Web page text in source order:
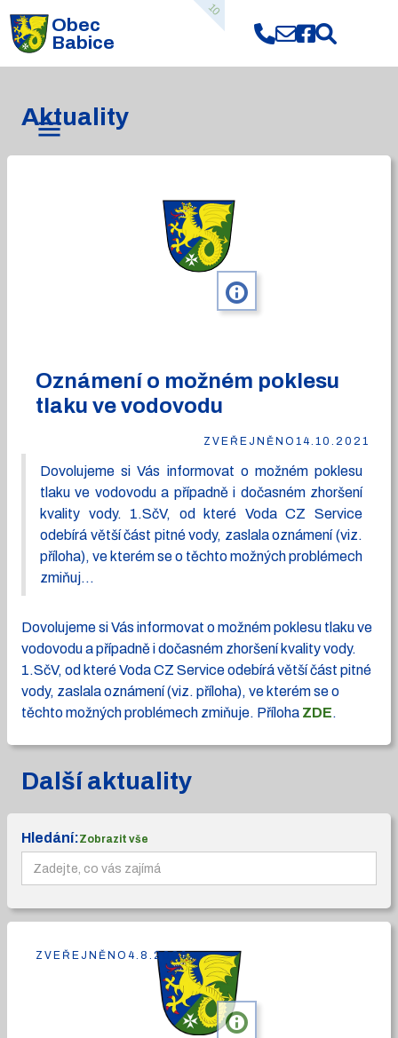
Obec
Babice
10
Aktuality
info
Oznámení o možném poklesu
tlaku ve vodovodu
ZVEŘEJNĚNO 14.10.2021
Dovolujeme si Vás informovat o možném poklesu
tlaku ve vodovodu a případně i dočasném zhoršení
kvality vody. 1.SčV, od které Voda CZ Service
odebírá větší část pitné vody, zaslala oznámení (viz.
příloha), ve kterém se o těchto možných problémech
zmiňuj...
Dovolujeme si Vás informovat o možném poklesu tlaku ve
vodovodu a případně i dočasném zhoršení kvality vody.
1.SčV, od které Voda CZ Service odebírá větší část pitné
vody, zaslala oznámení (viz. příloha), ve kterém se o
těchto možných problémech zmiňuje. Příloha ZDE.
Další aktuality
Hledání:Zobrazit vše
info
ZVEŘEJNĚNO 4.8.2026